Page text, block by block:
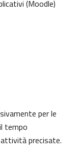
(Moodle)
per le
tempo
precisate.